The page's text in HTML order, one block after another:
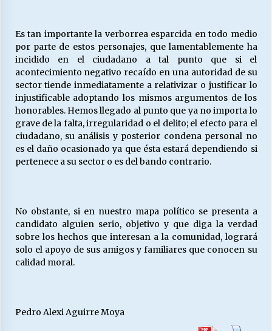
Es tan importante la verborrea esparcida en todo medio
por parte de estos personajes, que lamentablemente ha
incidido en el ciudadano a tal punto que si el
acontecimiento negativo recaído en una autoridad de su
sector tiende inmediatamente a relativizar o justificar lo
injustificable adoptando los mismos argumentos de los
honorables. Hemos llegado al punto que ya no importa lo
grave de la falta, irregularidad o el delito; el efecto para el
ciudadano, su análisis y posterior condena personal no
es el daño ocasionado ya que ésta estará dependiendo si
pertenece a su sector o es del bando contrario.
No obstante, si en nuestro mapa político se presenta a
candidato alguien serio, objetivo y que diga la verdad
sobre los hechos que interesan a la comunidad, logrará
solo el apoyo de sus amigos y familiares que conocen su
calidad moral.
Pedro Alexi Aguirre Moya